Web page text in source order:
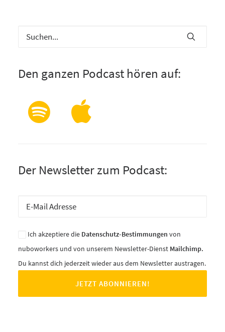
Den ganzen Podcast hören auf:
Der Newsletter zum Podcast:
Ich akzeptiere die Datenschutz-Bestimmungen von
nuboworkers und von unserem Newsletter-Dienst Mailchimp.
Du kannst dich jederzeit wieder aus dem Newsletter austragen.